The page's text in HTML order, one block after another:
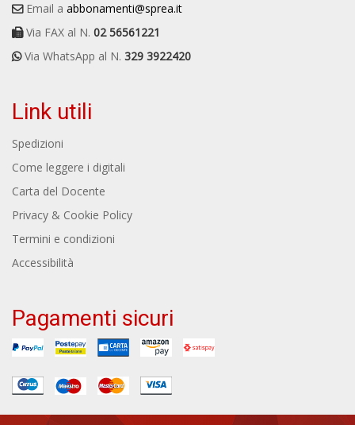
Email a abbonamenti@sprea.it
Via FAX al N. 02 56561221
Via WhatsApp al N. 329 3922420
Link utili
Spedizioni
Come leggere i digitali
Carta del Docente
Privacy & Cookie Policy
Termini e condizioni
Accessibilità
Pagamenti sicuri